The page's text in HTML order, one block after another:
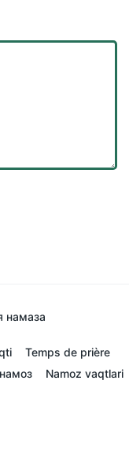
намаза
Temps de prière
Namoz vaqtlari